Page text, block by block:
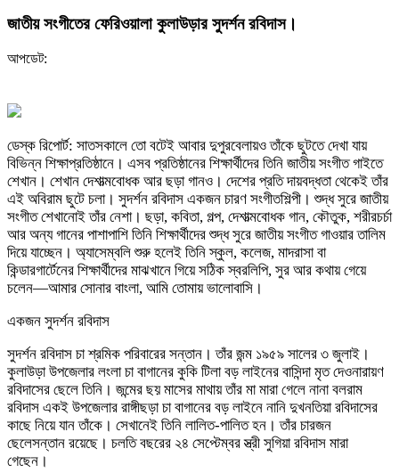
জাতীয় সংগীতের ফেরিওয়ালা কুলাউড়ার সুদর্শন রবিদাস।
আপডেট:
ডেস্ক রিপোর্ট: সাতসকালে তো বটেই আবার দুপুরবেলায়ও তাঁকে ছুটতে দেখা যায়
বিভিন্ন শিক্ষাপ্রতিষ্ঠানে। এসব প্রতিষ্ঠানের শিক্ষার্থীদের তিনি জাতীয় সংগীত গাইতে
শেখান। শেখান দেশাত্মবোধক আর ছড়া গানও। দেশের প্রতি দায়বদ্ধতা থেকেই তাঁর
এই অবিরাম ছুটে চলা। সুদর্শন রবিদাস একজন চারণ সংগীতশিল্পী। শুদ্ধ সুরে জাতীয়
সংগীত শেখানোই তাঁর নেশা। ছড়া, কবিতা, গল্প, দেশাত্মবোধক গান, কৌতুক, শরীরচর্চা
আর অন্য গানের পাশাপাশি তিনি শিক্ষার্থীদের শুদ্ধ সুরে জাতীয় সংগীত গাওয়ার তালিম
দিয়ে যাচ্ছেন। অ্যাসেম্বলি শুরু হলেই তিনি স্কুল, কলেজ, মাদরাসা বা
কিন্ডারগার্টেনের শিক্ষার্থীদের মাঝখানে গিয়ে সঠিক স্বরলিপি, সুর আর কথায় গেয়ে
চলেন—আমার সোনার বাংলা, আমি তোমায় ভালোবাসি।
একজন সুদর্শন রবিদাস
সুদর্শন রবিদাস চা শ্রমিক পরিবারের সন্তান। তাঁর জন্ম ১৯৫৯ সালের ৩ জুলাই।
কুলাউড়া উপজেলার লংলা চা বাগানের কুকি টিলা বড় লাইনের বাসিন্দা মৃত দেওনারায়ণ
রবিদাসের ছেলে তিনি। জন্মের ছয় মাসের মাথায় তাঁর মা মারা গেলে নানা বলরাম
রবিদাস একই উপজেলার রাঙ্গীছড়া চা বাগানের বড় লাইনে নানি দুখনতিয়া রবিদাসের
কাছে নিয়ে যান তাঁকে। সেখানেই তিনি লালিত-পালিত হন। তাঁর চারজন
ছেলেসন্তান রয়েছে। চলতি বছরের ২৪ সেপ্টেম্বর স্ত্রী সুগিয়া রবিদাস মারা
গেছেন।